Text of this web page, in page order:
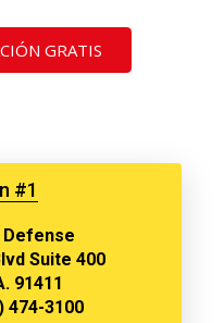
GRATIS
#1
Suite 400
91411
474-3100